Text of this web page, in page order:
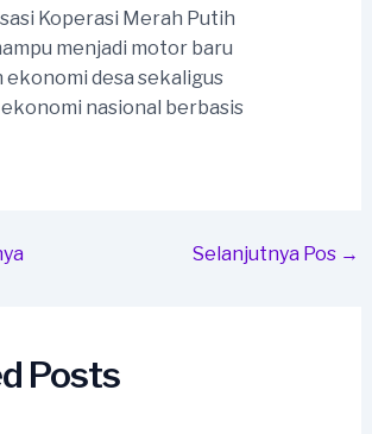
Koperasi Merah Putih
menjadi motor baru
desa sekaligus
nasional berbasis
Selanjutnya Pos →
Posts